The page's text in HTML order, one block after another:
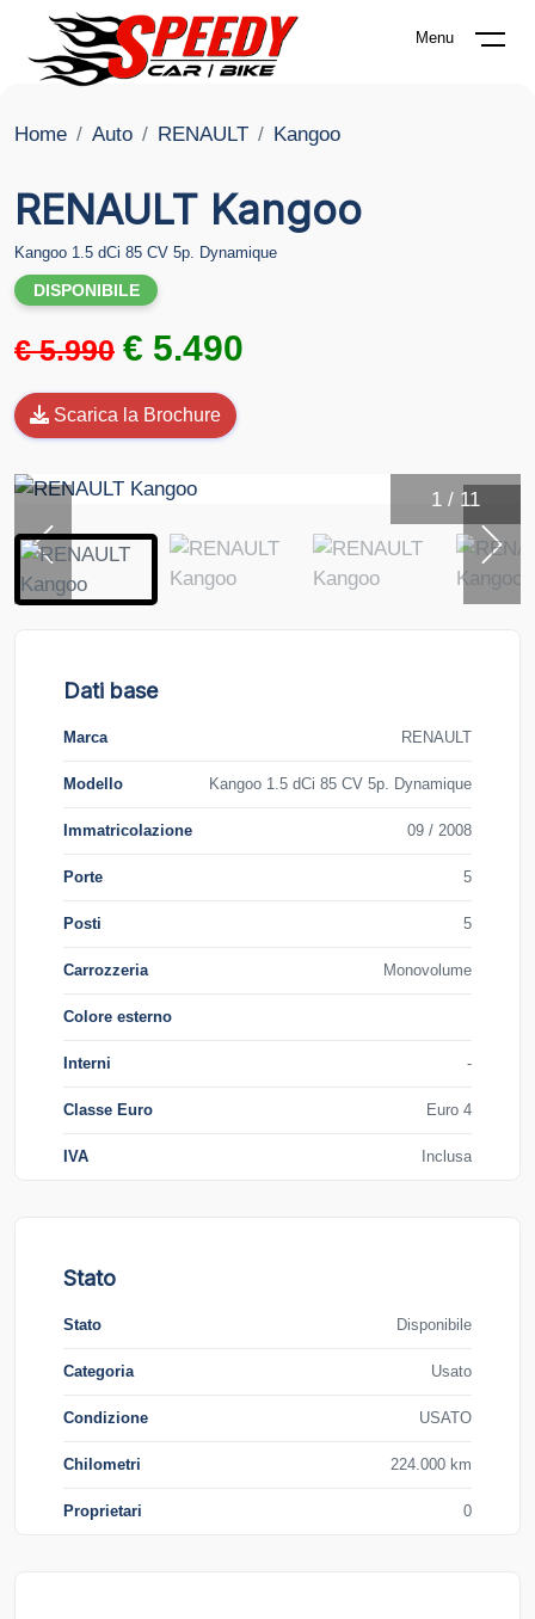
Menu
Home Auto RENAULT Kangoo
RENAULT Kangoo
Kangoo 1.5 dCi 85 CV 5p. Dynamique
DISPONIBILE
€ 5.990 € 5.490
Scarica la Brochure
1 / 11
Dati base
Marca RENAULT
Modello Kangoo 1.5 dCi 85 CV 5p. Dynamique
Immatricolazione 09 / 2008
Porte 5
Posti 5
Carrozzeria Monovolume
Colore esterno
Interni -
Classe Euro Euro 4
IVA Inclusa
Stato
Stato Disponibile
Categoria Usato
Condizione USATO
Chilometri 224.000 km
Proprietari 0